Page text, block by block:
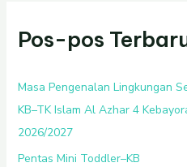
Pos-pos
Masa Pengenalan Lingkungan
KB–TK Islam Al Azhar 4
2026/2027
Pentas Mini Toddler–KB